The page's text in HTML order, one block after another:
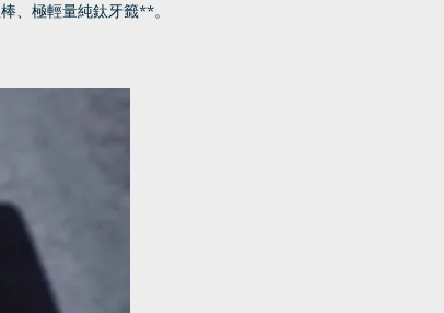
、極輕量純鈦牙籤**。